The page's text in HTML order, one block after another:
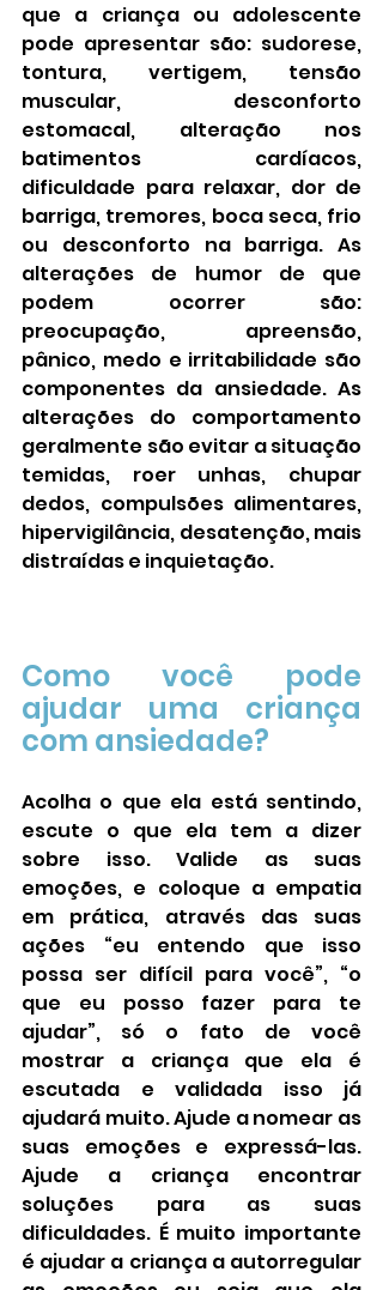
que a criança ou adolescente
pode apresentar são: sudorese,
tontura, vertigem, tensão
muscular, desconforto
estomacal, alteração nos
batimentos cardíacos,
dificuldade para relaxar, dor de
barriga, tremores, boca seca, frio
ou desconforto na barriga. As
alterações de humor de que
podem ocorrer são:
preocupação, apreensão,
pânico, medo e irritabilidade são
componentes da ansiedade. As
alterações do comportamento
geralmente são evitar a situação
temidas, roer unhas, chupar
dedos, compulsões alimentares,
hipervigilância, desatenção, mais
distraídas e inquietação.
Como você pode
ajudar uma criança
com ansiedade?
Acolha o que ela está sentindo,
escute o que ela tem a dizer
sobre isso. Valide as suas
emoções, e coloque a empatia
em prática, através das suas
ações “eu entendo que isso
possa ser difícil para você”, “o
que eu posso fazer para te
ajudar”, só o fato de você
mostrar a criança que ela é
escutada e validada isso já
ajudará muito. Ajude a nomear as
suas emoções e expressá-las.
Ajude a criança encontrar
soluções para as suas
dificuldades. É muito importante
é ajudar a criança a autorregular